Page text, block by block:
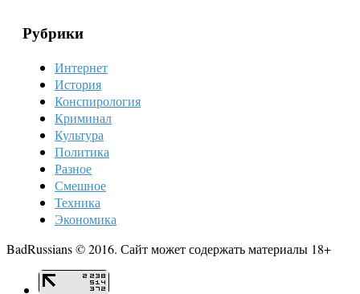
Рубрики
Интернет
История
Конспирология
Криминал
Культура
Политика
Разное
Смешное
Техника
Экономика
BadRussians © 2016. Сайт может содержать материалы 18+